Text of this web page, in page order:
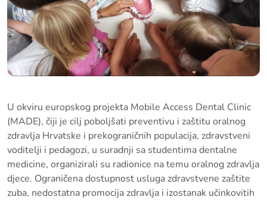
U okviru europskog projekta Mobile Access Dental Clinic
(MADE), čiji je cilj poboljšati preventivu i zaštitu oralnog
zdravlja Hrvatske i prekograničnih populacija, zdravstveni
voditelji i pedagozi, u suradnji sa studentima dentalne
medicine, organizirali su radionice na temu oralnog zdravlja
djece. Ograničena dostupnost usluga zdravstvene zaštite
zuba, nedostatna promocija zdravlja i izostanak učinkovitih